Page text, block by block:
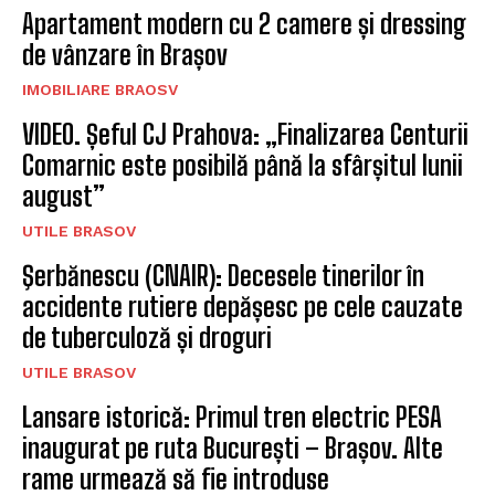
Apartament modern cu 2 camere și dressing
de vânzare în Brașov
IMOBILIARE BRAOSV
VIDEO. Șeful CJ Prahova: „Finalizarea Centurii
Comarnic este posibilă până la sfârșitul lunii
august”
UTILE BRASOV
Şerbănescu (CNAIR): Decesele tinerilor în
accidente rutiere depășesc pe cele cauzate
de tuberculoză și droguri
UTILE BRASOV
Lansare istorică: Primul tren electric PESA
inaugurat pe ruta București – Brașov. Alte
rame urmează să fie introduse